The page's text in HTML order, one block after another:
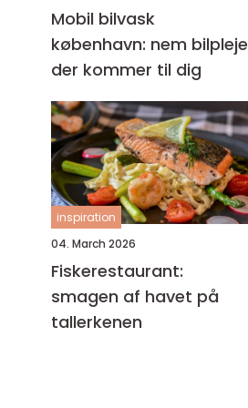
Mobil bilvask
københavn: nem bilpleje
der kommer til dig
inspiration
04. March 2026
Fiskerestaurant:
smagen af havet på
tallerkenen